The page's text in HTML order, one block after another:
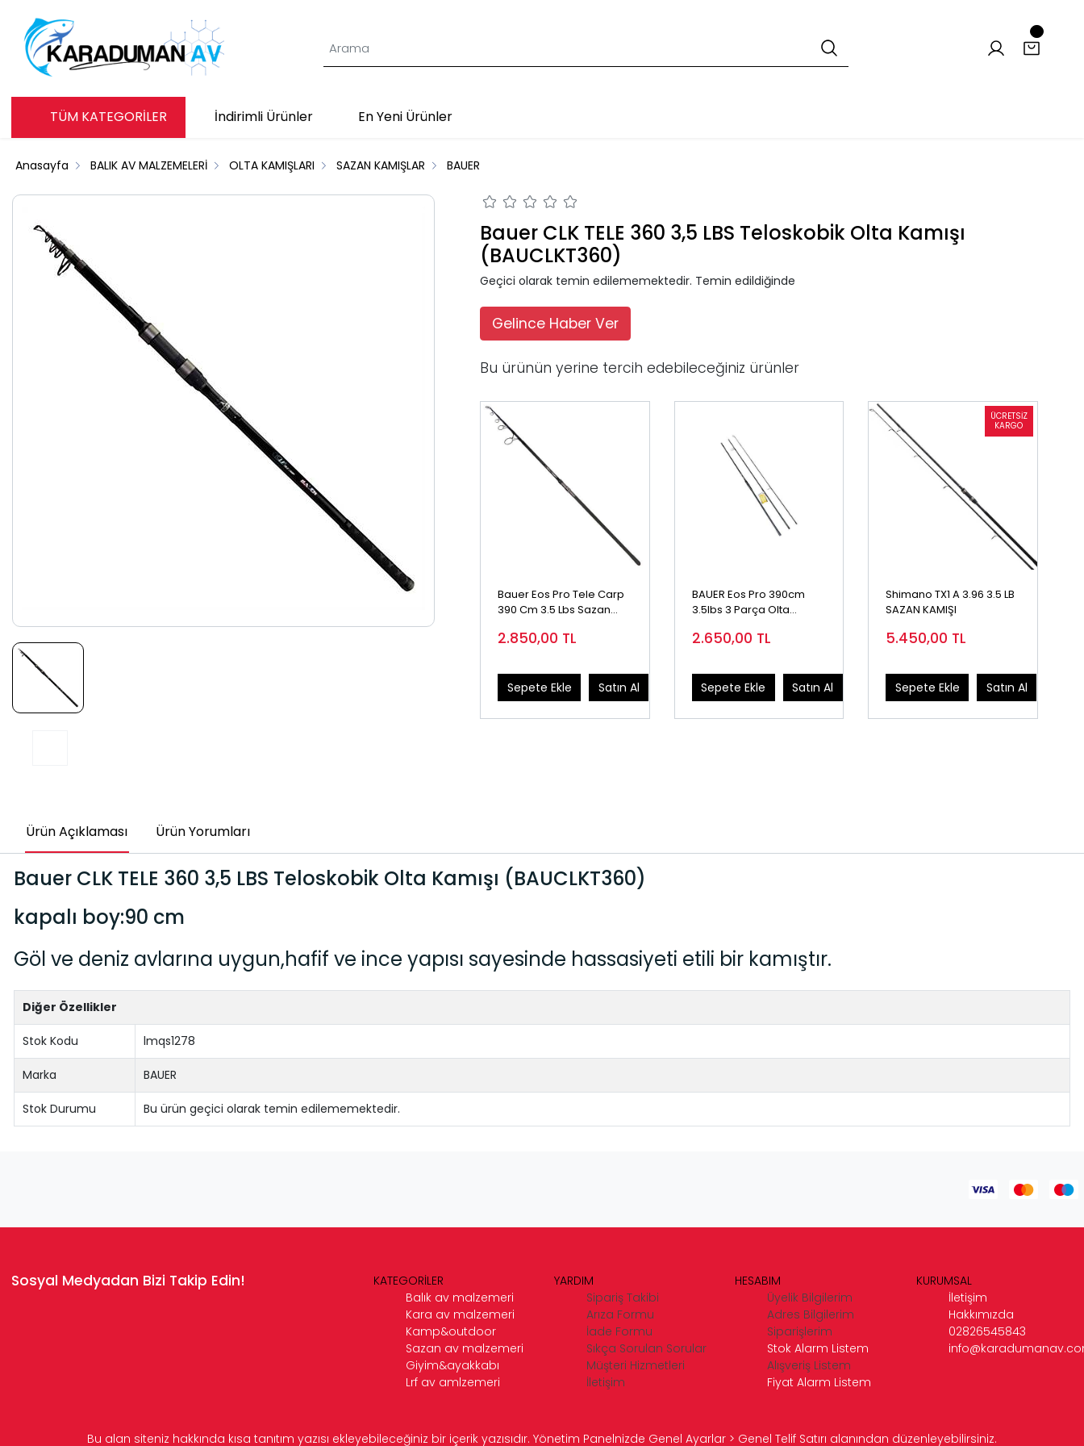
TÜM KATEGORİLER İndirimli Ürünler En Yeni Ürünler
Anasayfa BALIK AV MALZEMELERİ OLTA KAMIŞLARI SAZAN KAMIŞLAR BAUER
Bauer CLK TELE 360 3,5 LBS Teloskobik Olta Kamışı
(BAUCLKT360)
Geçici olarak temin edilememektedir. Temin edildiğinde
Gelince Haber Ver
Bu ürünün yerine tercih edebileceğiniz ürünler
Bauer Eos Pro Tele Carp
390 Cm 3.5 Lbs Sazan
2.850,00 TL
Sepete Ekle Satın Al
BAUER Eos Pro 390cm
3.5lbs 3 Parça Olta
2.650,00 TL
Sepete Ekle Satın Al
Shimano TX1 A 3.96 3.5 LB
SAZAN KAMIŞI
5.450,00 TL
Sepete Ekle Satın Al
Ürün Açıklaması Ürün Yorumları
Bauer CLK TELE 360 3,5 LBS Teloskobik Olta Kamışı (BAUCLKT360)
kapalı boy:90 cm
Göl ve deniz avlarına uygun,hafif ve ince yapısı sayesinde hassasiyeti etili bir kamıştır.
Diğer Özellikler
Stok Kodu lmqs1278
Marka BAUER
Stok Durumu Bu ürün geçici olarak temin edilememektedir.
Sosyal Medyadan Bizi Takip Edin!
KATEGORİLER
Balık av malzemeri
Kara av malzemeri
Kamp&outdoor
Sazan av malzemeri
Giyim&ayakkabı
Lrf av amlzemeri
YARDIM
Sipariş Takibi
Arıza Formu
İade Formu
Sıkça Sorulan Sorular
Müşteri Hizmetleri
İletişim
HESABIM
Üyelik Bilgilerim
Adres Bilgilerim
Siparişlerim
Stok Alarm Listem
Alışveriş Listem
Fiyat Alarm Listem
KURUMSAL
İletişim
Hakkımızda
02826545843
Bu alan siteniz hakkında kısa tanıtım yazısı ekleyebileceğiniz bir içerik yazısıdır. Yönetim Panelnizde Genel Ayarlar > Genel Telif Satırı alanından düzenleyebilirsiniz.